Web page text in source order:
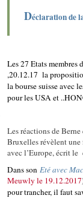
Déclaration de
Les 27 Etats membres
,20.12.17 la
la bourse suisse avec
pour les USA et
Les réactions de
Bruxelles révèlent une
avec l’Europe, écrit le
Dans son Eté avec
Meuwly le 19.12.2017
pour trancher, il faut